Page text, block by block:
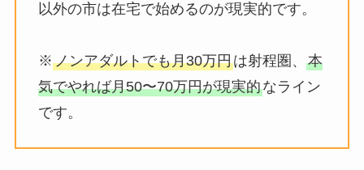
以外の市は在宅で始めるのが現実的です。
※ノンアダルトでも月30万円は射程圏、 本
気でやれば月50〜70万円が現実的なライン
です。